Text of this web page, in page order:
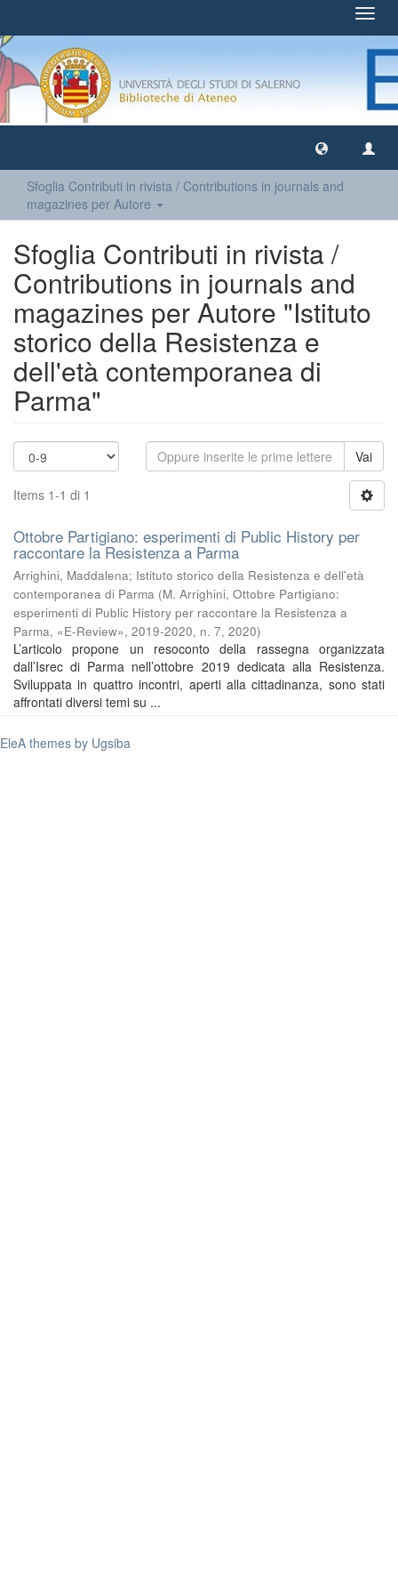
Sfoglia Contributi in rivista / Contributions in journals and
magazines per Autore
Sfoglia Contributi in rivista /
Contributions in journals and
magazines per Autore "Istituto
storico della Resistenza e
dell'età contemporanea di
Parma"
Vai
Items 1-1 di 1
Ottobre Partigiano: esperimenti di Public History per
raccontare la Resistenza a Parma
Arrighini, Maddalena; Istituto storico della Resistenza e dell'età
contemporanea di Parma (M. Arrighini, Ottobre Partigiano:
esperimenti di Public History per raccontare la Resistenza a
Parma, «E-Review», 2019-2020, n. 7, 2020)
L’articolo propone un resoconto della rassegna organizzata
dall’Isrec di Parma nell’ottobre 2019 dedicata alla Resistenza.
Sviluppata in quattro incontri, aperti alla cittadinanza, sono stati
affrontati diversi temi su ...
EleA themes by Ugsiba